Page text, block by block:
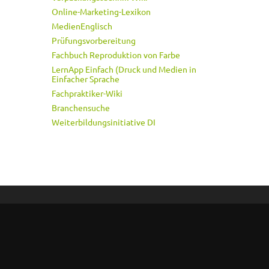
Online-Marketing-Lexikon
MedienEnglisch
Prüfungsvorbereitung
Fachbuch Reproduktion von Farbe
LernApp Einfach (Druck und Medien in
Einfacher Sprache
Fachpraktiker-Wiki
Branchensuche
Weiterbildungsinitiative DI